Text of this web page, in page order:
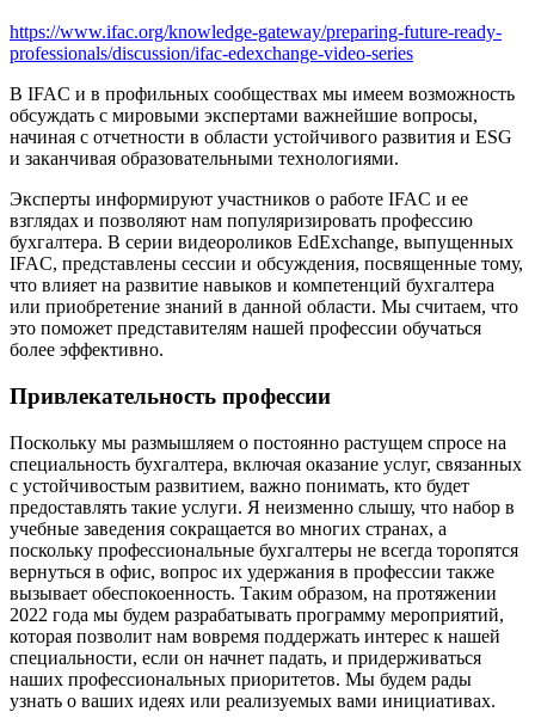
https://www.ifac.org/knowledge-gateway/preparing-future-ready-
professionals/discussion/ifac-edexchange-video-series
В IFAC и в профильных сообществах мы имеем возможность
обсуждать с мировыми экспертами важнейшие вопросы,
начиная с отчетности в области устойчивого развития и ESG
и заканчивая образовательными технологиями.
Эксперты информируют участников о работе IFAC и ее
взглядах и позволяют нам популяризировать профессию
бухгалтера. В серии видеороликов EdExchange, выпущенных
IFAC, представлены сессии и обсуждения, посвященные тому,
что влияет на развитие навыков и компетенций бухгалтера
или приобретение знаний в данной области. Мы считаем, что
это поможет представителям нашей профессии обучаться
более эффективно.
Привлекательность профессии
Поскольку мы размышляем о постоянно растущем спросе на
специальность бухгалтера, включая оказание услуг, связанных
с устойчивостым развитием, важно понимать, кто будет
предоставлять такие услуги. Я неизменно слышу, что набор в
учебные заведения сокращается во многих странах, а
поскольку профессиональные бухгалтеры не всегда торопятся
вернуться в офис, вопрос их удержания в профессии также
вызывает обеспокоенность. Таким образом, на протяжении
2022 года мы будем разрабатывать программу мероприятий,
которая позволит нам вовремя поддержать интерес к нашей
специальности, если он начнет падать, и придерживаться
наших профессиональных приоритетов. Мы будем рады
узнать о ваших идеях или реализуемых вами инициативах.